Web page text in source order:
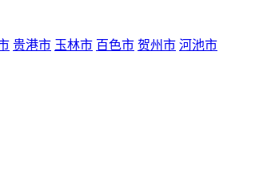
贵港市 玉林市 百色市 贺州市 河池市